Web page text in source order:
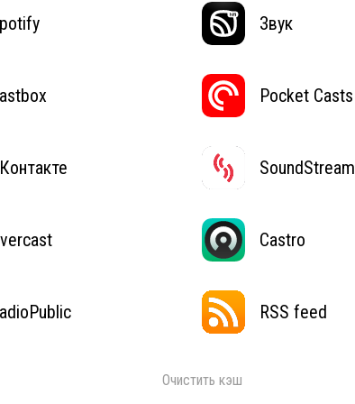
Звук
Pocket Casts
SoundStream
Castro
RSS feed
Очистить кэш